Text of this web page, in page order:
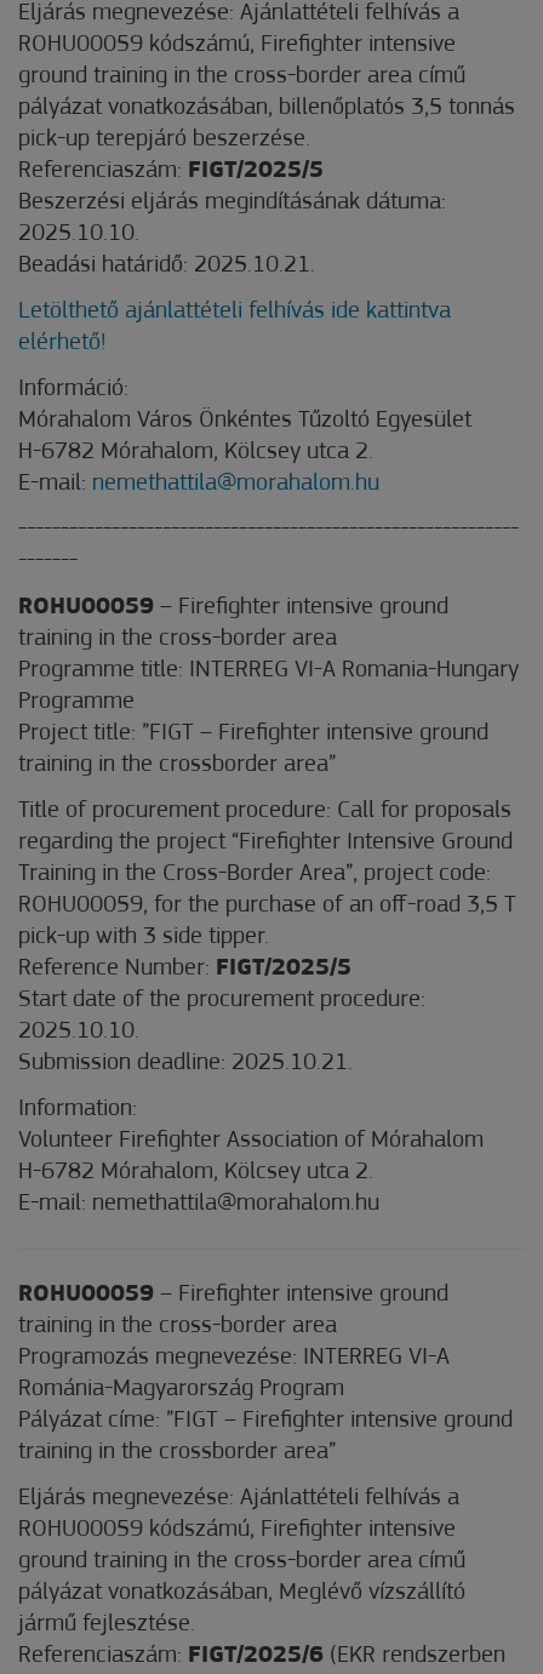
Eljárás megnevezése: Ajánlattételi felhívás a
ROHU00059 kódszámú, Firefighter intensive
ground training in the cross-border area című
pályázat vonatkozásában, billenőplatós 3,5 tonnás
pick-up terepjáró beszerzése.
Referenciaszám: FIGT/2025/5
Beszerzési eljárás megindításának dátuma:
2025.10.10.
Beadási határidő: 2025.10.21.
Letölthető ajánlattételi felhívás ide kattintva
elérhető!
Információ:
Mórahalom Város Önkéntes Tűzoltó Egyesület
H-6782 Mórahalom, Kölcsey utca 2.
E-mail: nemethattila@morahalom.hu
-----------------------------------------------------------
-------
ROHU00059 – Firefighter intensive ground
training in the cross-border area
Programme title: INTERREG VI-A Romania-Hungary
Programme
Project title: ”FIGT – Firefighter intensive ground
training in the crossborder area”
Title of procurement procedure: Call for proposals
regarding the project “Firefighter Intensive Ground
Training in the Cross-Border Area”, project code:
ROHU00059, for the purchase of an off-road 3,5 T
pick-up with 3 side tipper.
Reference Number: FIGT/2025/5
Start date of the procurement procedure:
2025.10.10.
Submission deadline: 2025.10.21.
Information:
Volunteer Firefighter Association of Mórahalom
H-6782 Mórahalom, Kölcsey utca 2.
E-mail: nemethattila@morahalom.hu
ROHU00059 – Firefighter intensive ground
training in the cross-border area
Programozás megnevezése: INTERREG VI-A
Románia-Magyarország Program
Pályázat címe: ”FIGT – Firefighter intensive ground
training in the crossborder area”
Eljárás megnevezése: Ajánlattételi felhívás a
ROHU00059 kódszámú, Firefighter intensive
ground training in the cross-border area című
pályázat vonatkozásában, Meglévő vízszállító
jármű fejlesztése.
Referenciaszám: FIGT/2025/6 (EKR rendszerben